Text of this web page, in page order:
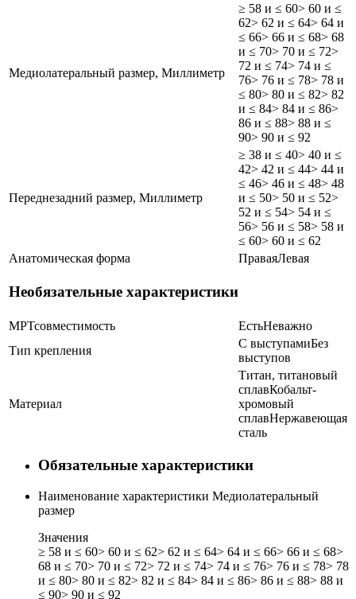
Медиолатеральный размер, Миллиметр
≥ 58 и ≤ 60> 60 и ≤
62> 62 и ≤ 64> 64 и
≤ 66> 66 и ≤ 68> 68
и ≤ 70> 70 и ≤ 72>
72 и ≤ 74> 74 и ≤
76> 76 и ≤ 78> 78 и
≤ 80> 80 и ≤ 82> 82
и ≤ 84> 84 и ≤ 86>
86 и ≤ 88> 88 и ≤
90> 90 и ≤ 92
Переднезадний размер, Миллиметр
≥ 38 и ≤ 40> 40 и ≤
42> 42 и ≤ 44> 44 и
≤ 46> 46 и ≤ 48> 48
и ≤ 50> 50 и ≤ 52>
52 и ≤ 54> 54 и ≤
56> 56 и ≤ 58> 58 и
≤ 60> 60 и ≤ 62
Анатомическая форма
ПраваяЛевая
Необязательные характеристики
МРТсовместимость ЕстьНеважно
Тип крепления
С выступамиБез
выступов
Материал
Титан, титановый
сплавКобальт-
хромовый
сплавНержавеющая
сталь
Обязательные характеристики
Наименование характеристики Медиолатеральный
размер
Значения
≥ 58 и ≤ 60> 60 и ≤ 62> 62 и ≤ 64> 64 и ≤ 66> 66 и ≤ 68>
68 и ≤ 70> 70 и ≤ 72> 72 и ≤ 74> 74 и ≤ 76> 76 и ≤ 78> 78
и ≤ 80> 80 и ≤ 82> 82 и ≤ 84> 84 и ≤ 86> 86 и ≤ 88> 88 и
≤ 90> 90 и ≤ 92